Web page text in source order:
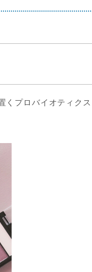
くプロバイオティクス